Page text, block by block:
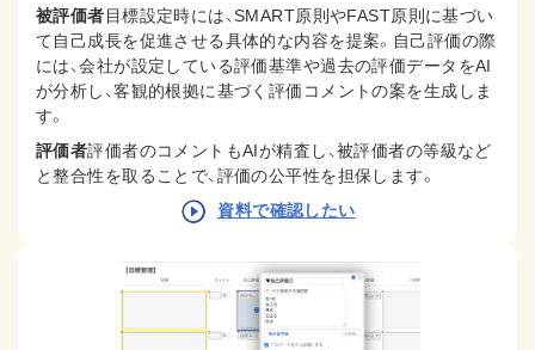
被評価者目標設定時には、SMART原則やFAST原則に基づい
て自己成長を促進させる具体的な内容を提案。 自己評価の際
には、会社が設定している評価基準や過去の評価データをAI
が分析し、客観的根拠に基づく評価コメントの案を生成しま
す。
評価者評価者のコメントもAIが精査し、被評価者の等級など
と整合性を取ることで、評価の公平性を担保します。
資料で確認したい